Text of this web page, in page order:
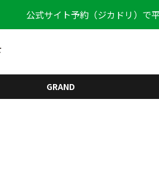
公式サイト予約（ジカドリ）で
GRAND